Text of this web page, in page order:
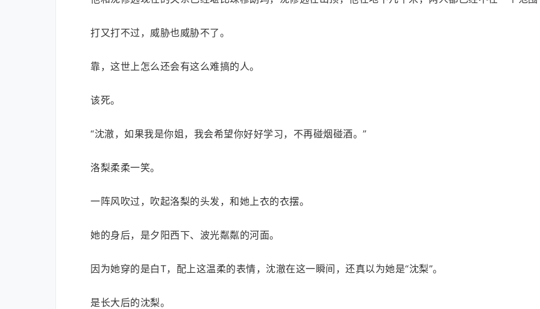
打又打不过，威胁也威胁不了。
靠，这世上怎么还会有这么难搞的人。
该死。
“沈澈，如果我是你姐，我会希望你好好学习，不再碰烟碰酒。”
洛梨柔柔一笑。
一阵风吹过，吹起洛梨的头发，和她上衣的衣摆。
她的身后，是夕阳西下、波光粼粼的河面。
因为她穿的是白T，配上这温柔的表情，沈澈在这一瞬间，还真以为她是“沈梨”。
是长大后的沈梨。